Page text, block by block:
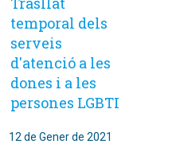
temporal dels
serveis
d'atenció a les
dones i a les
persones LGBTI
12 de Gener de 2021